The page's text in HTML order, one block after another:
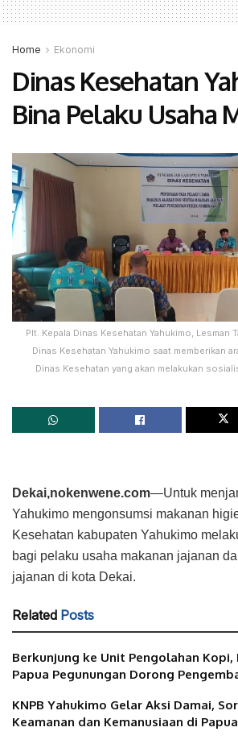
Home Ekonomi
Dinas Kesehatan
Bina Pelaku Usaha
Plt. Kepala Dinas Kesehatan Yahukimo, Lesman
Dinas Kesehatan Yahukimo saat memberikan
Dinas Kesehatan yang akan melakukan
Dekai,nokenwene.com—Untuk
Yahukimo mengonsumsi makanan
Kesehatan kabupaten Yahukimo
bagi pelaku usaha makanan jajanan
jajanan di kota Dekai.
Related Posts
Berkunjung ke Unit Pengolahan Kopi,
Papua Pegunungan Dorong
KNPB Yahukimo Gelar Aksi Damai,
Keamanan dan Kemanusiaan di Papua